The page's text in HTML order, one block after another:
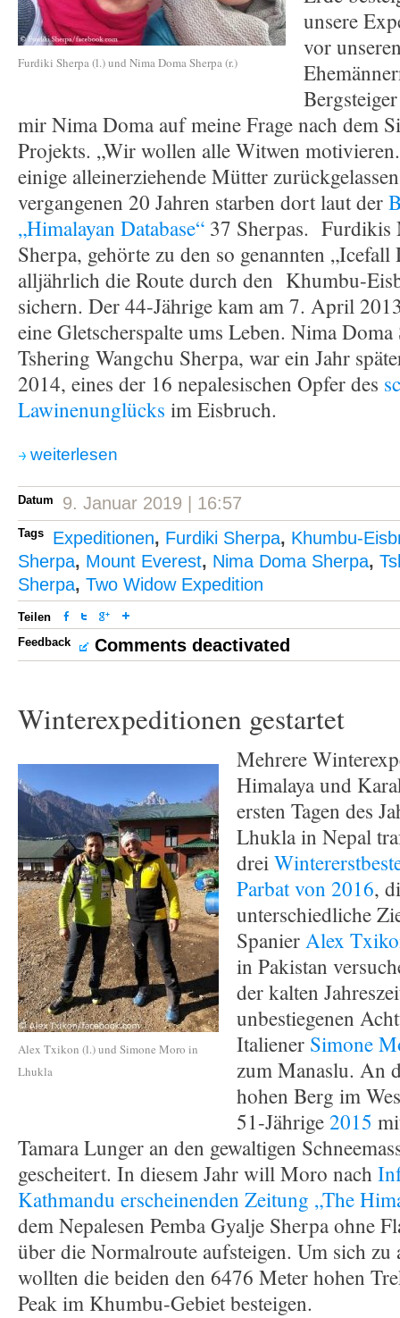
Furdiki Sherpa (l.) und Nima Doma Sherpa (r.)
unsere
vor
mir Nima Doma auf meine Frage nach dem
Projekts. „Wir wollen alle Witwen
einige alleinerziehende Mütter
vergangenen 20 Jahren starben dort laut der
„Himalayan Database“ 37 Sherpas. Furdikis
Sherpa, gehörte zu den so genannten „Icefall
alljährlich die Route durch den Khumbu-
sichern. Der 44-Jährige kam am 7. April
eine Gletscherspalte ums Leben. Nima
Tshering Wangchu Sherpa, war ein Jahr
2014, eines der 16 nepalesischen Opfer des
Lawinenunglücks im Eisbruch.
weiterlesen
Datum 9. Januar 2019 | 16:57
Tags Expeditionen, Furdiki Sherpa, Khumbu-
Sherpa, Mount Everest, Nima Doma Sherpa,
Sherpa, Two Widow Expedition
Teilen
Feedback
Comments deactivated
Winterexpeditionen gestartet
Alex Txikon (l.) und Simone Moro in
Lhukla
Mehrere
Himalaya und
ersten Tagen des
Lhukla in Nepal
drei
Parbat von 2016,
unterschiedliche
SpanierAlex
in Pakistan
der kalten
unbestiegenen
Italiener Simone
zum Manaslu. An
hohen Berg im
51-Jährige2015
Tamara Lunger an den gewaltigen
gescheitert. In diesem Jahr will Moro nach
Kathmandu erscheinenden Zeitung „The
dem Nepalesen Pemba Gyalje Sherpa ohne
über die Normalroute aufsteigen. Um sich
wollten die beiden den 6476 Meter hohen
Peak im Khumbu-Gebiet besteigen.